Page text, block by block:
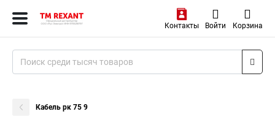
Контакты Войти Корзина
Кабель рк 75 9